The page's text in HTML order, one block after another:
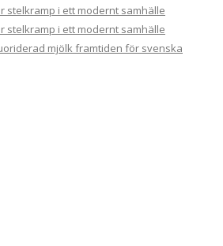
stelkramp i ett modernt samhälle
stelkramp i ett modernt samhälle
mjölk framtiden för svenska